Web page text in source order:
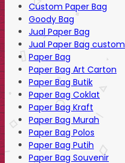
Custom Paper Bag
Goody Bag
Jual Paper Bag
Jual Paper Bag custom
Paper Bag
Paper Bag Art Carton
Paper Bag Butik
Paper Bag Coklat
Paper Bag Kraft
Paper Bag Murah
Paper Bag Polos
Paper Bag Putih
Paper Bag Souvenir